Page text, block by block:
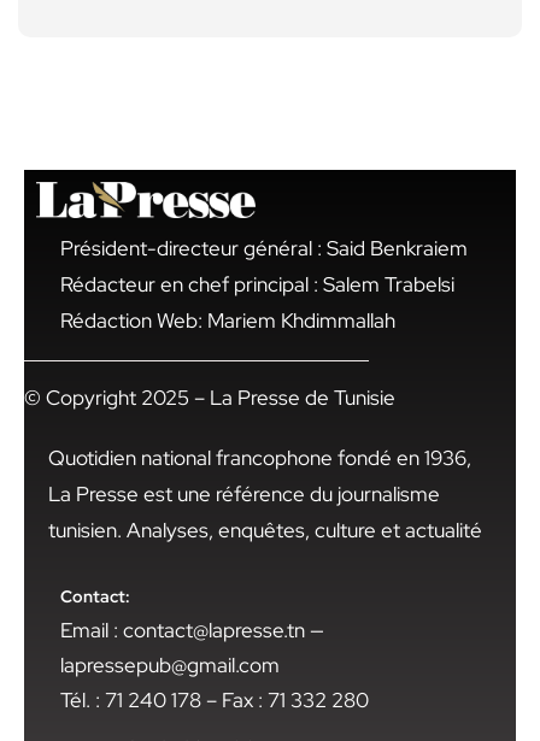
Président-directeur général : Said Benkraiem
Rédacteur en chef principal : Salem Trabelsi
Rédaction Web: Mariem Khdimmallah
© Copyright 2025 – La Presse de Tunisie
Quotidien national francophone fondé en 1936,
La Presse est une référence du journalisme
tunisien. Analyses, enquêtes, culture et actualité
Contact:
Email : contact@lapresse.tn —
lapressepub@gmail.com
Tél. : 71 240 178 – Fax : 71 332 280